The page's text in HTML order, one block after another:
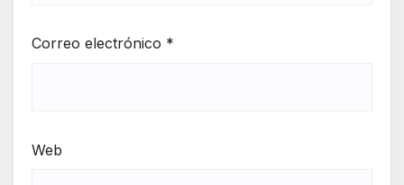
Correo electrónico *
Web